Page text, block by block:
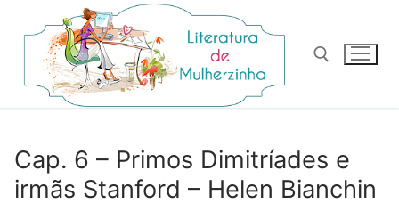
para
conteúdo
Cap. 6 – Primos Dimitríades e
irmãs Stanford – Helen Bianchin